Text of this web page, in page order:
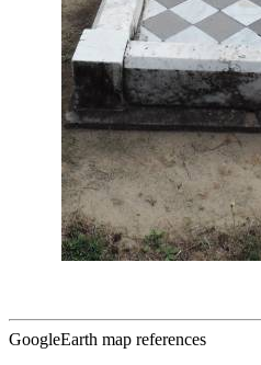
GoogleEarth map references